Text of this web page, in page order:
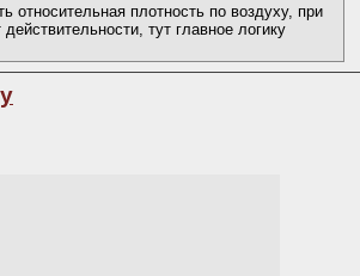
относительная плотность по воздуху, при
тут главное логику